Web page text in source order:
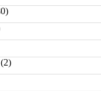
(2)